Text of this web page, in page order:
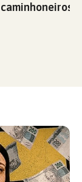
caminhoneiros